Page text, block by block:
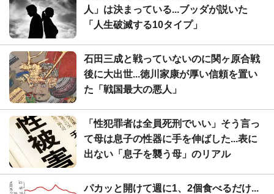
人」は決まっている...ブッダが説いた
「人生破滅する10タイプ」
石田三成と戦っていないのに関ヶ原合戦
後に大出世...徳川家康が厚い信頼を置い
た「戦国最大の悪人」
「性犯罪者は全員死刑でいい」そう言っ
て母は息子の性器に手を伸ばした...表に
出ない「息子を襲う母」のリアル
パカッと開けて週に1、2個食べるだけ...